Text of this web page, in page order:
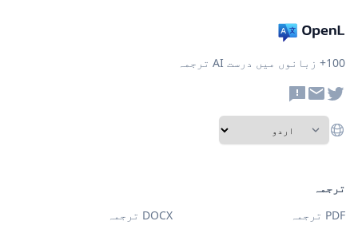
100+ زبانوں میں درست AI ترجمہ
ترجمہ
PDF ترجمہ
DOCX ترجمہ